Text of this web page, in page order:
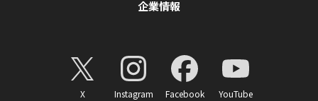
企業情報
X Instagram Facebook YouTube